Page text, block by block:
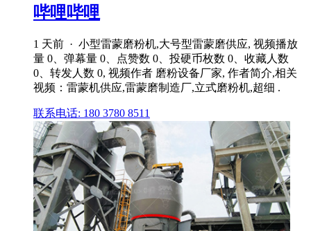
哔哩哔哩
1 天前 · 小型雷蒙磨粉机,大号型雷蒙磨供应, 视频播放
量 0、弹幕量 0、点赞数 0、投硬币枚数 0、收藏人数
0、转发人数 0, 视频作者 磨粉设备厂家, 作者简介,相关
视频：雷蒙机供应,雷蒙磨制造厂,立式磨粉机,超细 .
联系电话: 180 3780 8511